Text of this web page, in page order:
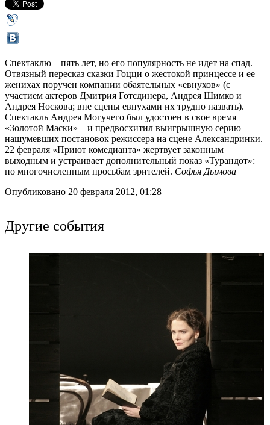
Спектаклю – пять лет, но его популярность не идет на спад.
Отвязный пересказ сказки Гоцци о жестокой принцессе и ее
женихах поручен компании обаятельных «евнухов» (с
участием актеров Дмитрия Готсдинера, Андрея Шимко и
Андрея Носкова; вне сцены евнухами их трудно назвать).
Спектакль Андрея Могучего был удостоен в свое время
«Золотой Маски» – и предвосхитил выигрышную серию
нашумевших постановок режиссера на сцене Александринки.
22 февраля «Приют комедианта» жертвует законным
выходным и устраивает дополнительный показ «Турандот»:
по многочисленным просьбам зрителей. Софья Дымова
Опубликовано 20 февраля 2012, 01:28
Другие события